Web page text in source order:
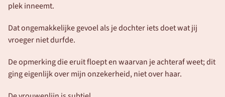
plek inneemt.
Dat ongemakkelijke gevoel als je dochter iets doet wat jij
vroeger niet durfde.
De opmerking die eruit floept en waarvan je achteraf weet; dit
ging eigenlijk over mijn onzekerheid, niet over haar.